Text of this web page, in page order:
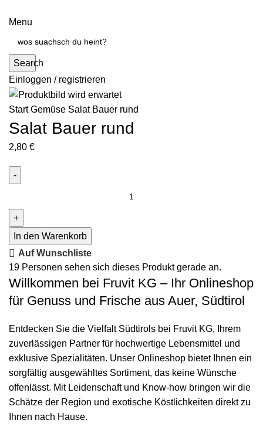
Menu
Search
Einloggen / registrieren
StartGemüse Salat Bauer rund
Salat Bauer rund
2,80 €
In den Warenkorb
Auf Wunschliste
19 Personen sehen sich dieses Produkt gerade an.
Willkommen bei Fruvit KG – Ihr Onlineshop
für Genuss und Frische aus Auer, Südtirol
Entdecken Sie die Vielfalt Südtirols bei Fruvit KG, Ihrem
zuverlässigen Partner für hochwertige Lebensmittel und
exklusive Spezialitäten. Unser Onlineshop bietet Ihnen ein
sorgfältig ausgewähltes Sortiment, das keine Wünsche
offenlässt. Mit Leidenschaft und Know-how bringen wir die
Schätze der Region und exotische Köstlichkeiten direkt zu
Ihnen nach Hause.